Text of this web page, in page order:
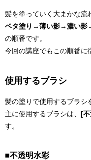
髪を塗っていく大まかな流
ベタ塗り→薄い影→濃い影
の順番です。
今回の講座でもこの順番に
使用するブラシ
髪の塗りで使用するブラシ
主に使用するブラシは、 [不
す。
■不透明水彩